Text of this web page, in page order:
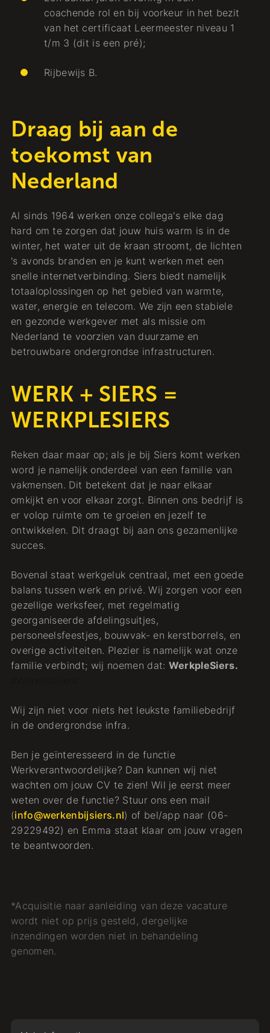
coachende rol en bij voorkeur in het bezit
van het certificaat Leermeester niveau 1
t/m 3 (dit is een pré);
Rijbewijs B.
Draag bij aan de
toekomst van
Nederland
Al sinds 1964 werken onze collega's elke dag
hard om te zorgen dat jouw huis warm is in de
winter, het water uit de kraan stroomt, de lichten
's avonds branden en je kunt werken met een
snelle internetverbinding. Siers biedt namelijk
totaaloplossingen op het gebied van warmte,
water, energie en telecom. We zijn een stabiele
en gezonde werkgever met als missie om
Nederland te voorzien van duurzame en
betrouwbare ondergrondse infrastructuren.
WERK + SIERS =
WERKPLESIERS
Reken daar maar op; als je bij Siers komt werken
word je namelijk onderdeel van een familie van
vakmensen. Dit betekent dat je naar elkaar
omkijkt en voor elkaar zorgt. Binnen ons bedrijf is
er volop ruimte om te groeien en jezelf te
ontwikkelen. Dit draagt bij aan ons gezamenlijke
succes.
Bovenal staat werkgeluk centraal, met een goede
balans tussen werk en privé. Wij zorgen voor een
gezellige werksfeer, met regelmatig
georganiseerde afdelingsuitjes,
personeelsfeestjes, bouwvak- en kerstborrels, en
overige activiteiten. Plezier is namelijk wat onze
familie verbindt; wij noemen dat: WerkpleSiers.
Wij zijn niet voor niets het leukste familiebedrijf
in de ondergrondse infra.
Ben je geïnteresseerd in de functie
Werkverantwoordelijke? Dan kunnen wij niet
wachten om jouw CV te zien! Wil je eerst meer
weten over de functie? Stuur ons een mail
(info@werkenbijsiers.nl) of bel/app naar (06-
29229492) en Emma staat klaar om jouw vragen
te beantwoorden.
*Acquisitie naar aanleiding van deze vacature
wordt niet op prijs gesteld, dergelijke
inzendingen worden niet in behandeling
genomen.